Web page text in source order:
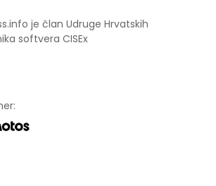
je član Udruge Hrvatskih
softvera CISEx